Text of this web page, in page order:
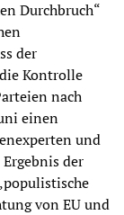
Durchbruch“
der
Kontrolle
nach
einen
und
der
von EU und